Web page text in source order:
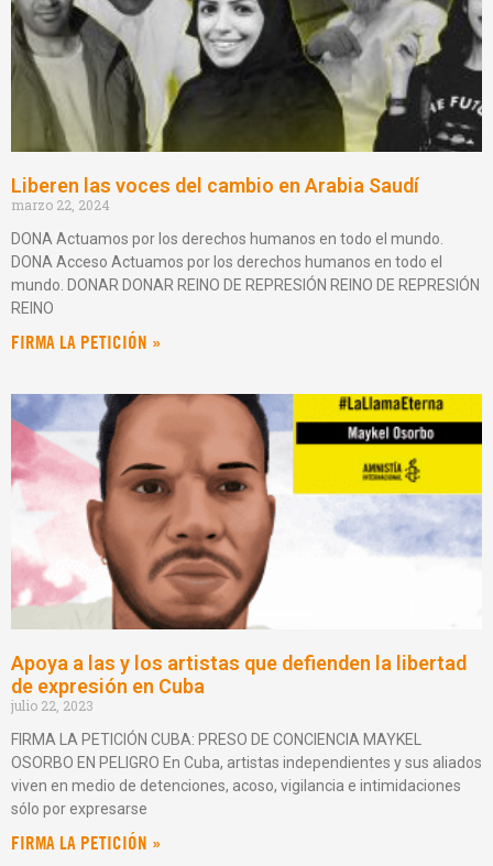
Liberen las voces del cambio en Arabia Saudí
marzo 22, 2024
DONA Actuamos por los derechos humanos en todo el mundo.
DONA Acceso Actuamos por los derechos humanos en todo el
mundo. DONAR DONAR REINO DE REPRESIÓN REINO DE REPRESIÓN
REINO
FIRMA LA PETICIÓN »
Apoya a las y los artistas que defienden la libertad
de expresión en Cuba
julio 22, 2023
FIRMA LA PETICIÓN CUBA: PRESO DE CONCIENCIA MAYKEL
OSORBO EN PELIGRO En Cuba, artistas independientes y sus aliados
viven en medio de detenciones, acoso, vigilancia e intimidaciones
sólo por expresarse
FIRMA LA PETICIÓN »